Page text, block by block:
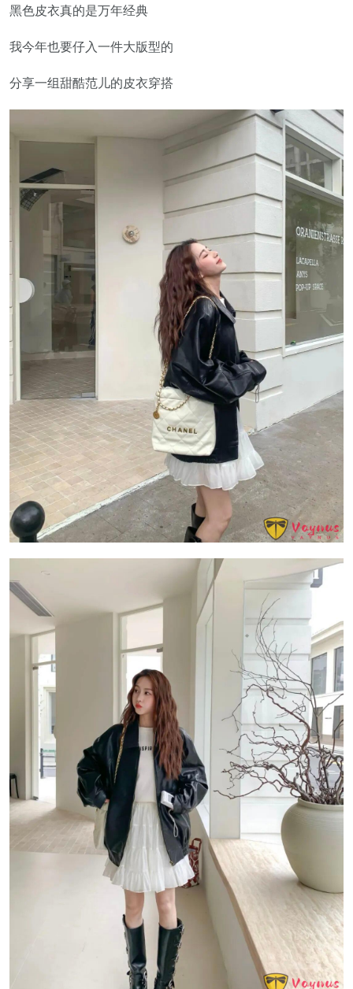
黑色皮衣真的是万年经典
我今年也要仔入一件大版型的
分享一组甜酷范儿的皮衣穿搭